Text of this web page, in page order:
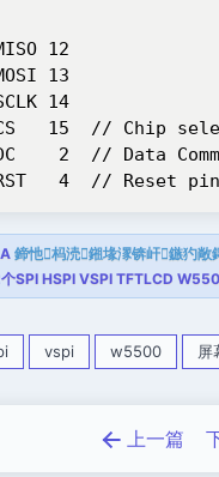
12
13
14
15  // Chip
2  // Data
4  // Reset
鍗忚杩涜鎺堟潈锛屽鏃犳敞
SPI HSPI VSPI TFTLCD
vspi w5500 屏
上一篇